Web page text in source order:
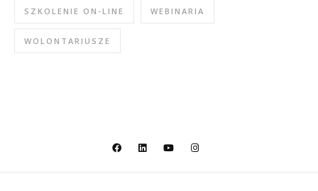
SZKOLENIE ON-LINE WEBINARIA
WOLONTARIUSZE